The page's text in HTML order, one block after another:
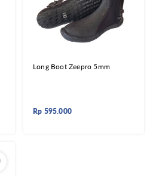
Long Boot Zeepro 5mm
Rp 595.000